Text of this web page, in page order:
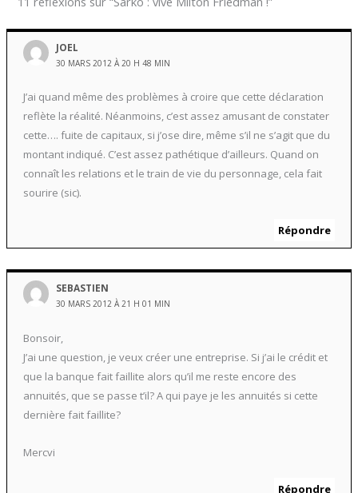
JOEL
30 MARS 2012 À 20 H 48 MIN
J’ai quand même des problèmes à croire que cette déclaration
reflète la réalité. Néanmoins, c’est assez amusant de constater
cette…. fuite de capitaux, si j’ose dire, même s’il ne s’agit que du
montant indiqué. C’est assez pathétique d’ailleurs. Quand on
connaît les relations et le train de vie du personnage, cela fait
sourire (sic).
Répondre
SEBASTIEN
30 MARS 2012 À 21 H 01 MIN
Bonsoir,
J’ai une question, je veux créer une entreprise. Si j’ai le crédit et
que la banque fait faillite alors qu’il me reste encore des
annuités, que se passe t’il? A qui paye je les annuités si cette
dernière fait faillite?
Mercvi
Répondre